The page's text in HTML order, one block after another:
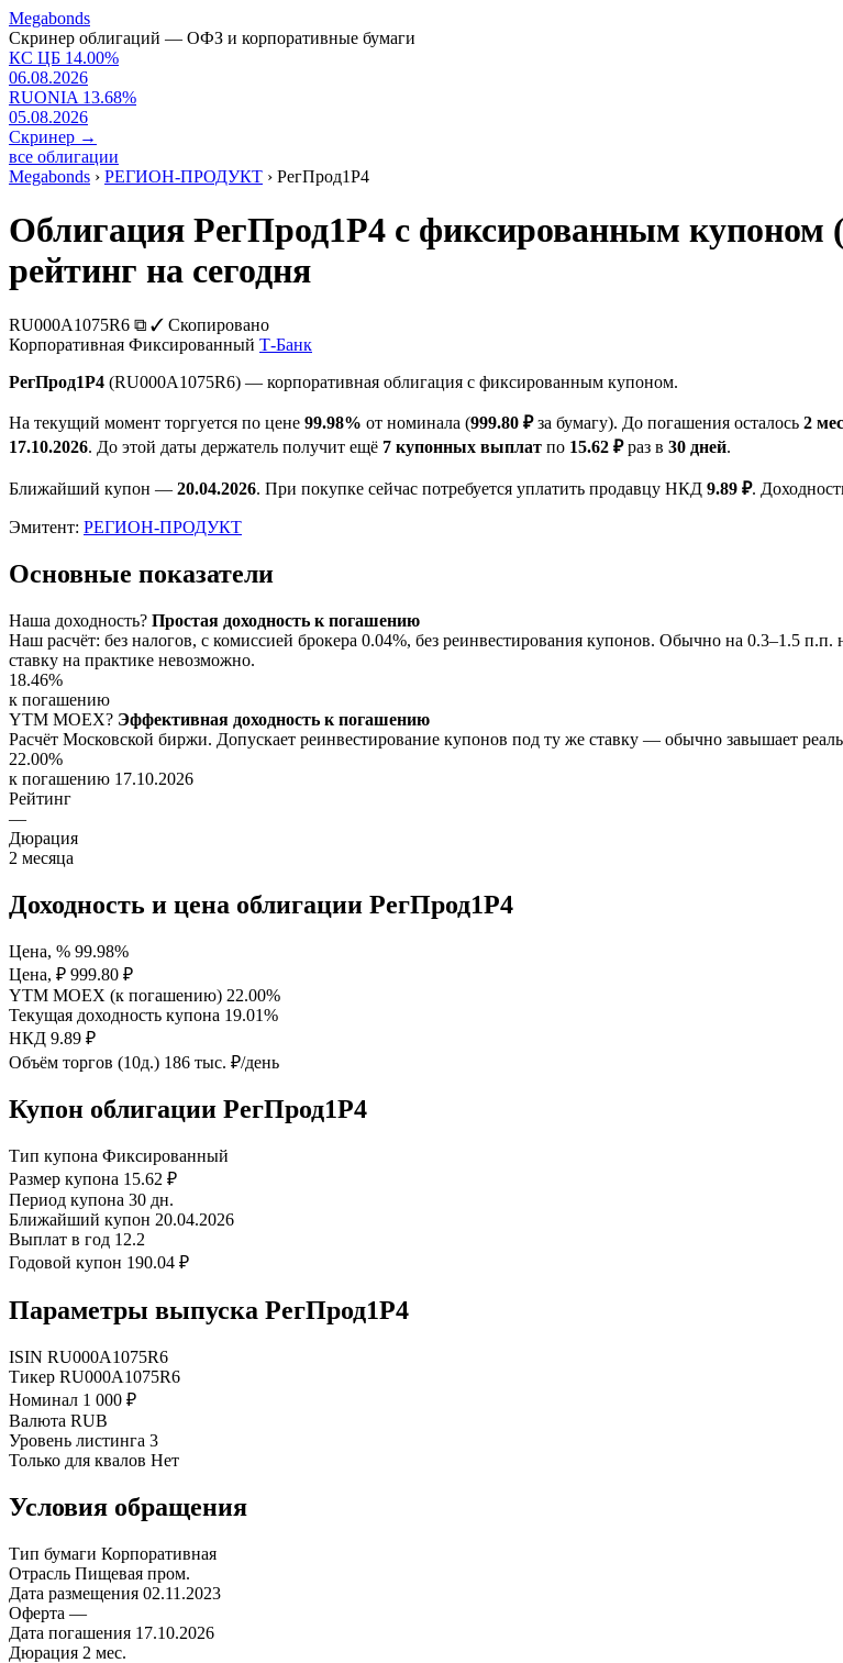
Megabonds
Скринер облигаций — ОФЗ и корпоративные бумаги
КС ЦБ 14.00%
06.08.2026
RUONIA 13.68%
05.08.2026
Скринер →
все облигации
Megabonds › РЕГИОН-ПРОДУКТ › РегПрод1Р4
Облигация РегПрод1Р4 с фиксированным купоном
рейтинг на сегодня
RU000A1075R6 ⧉ ✓ Скопировано
Корпоративная Фиксированный Т-Банк
РегПрод1Р4 (RU000A1075R6) — корпоративная облигация с фиксированным купоном.
На текущий момент торгуется по цене 99.98% от номинала (999.80 ₽за бумагу). До погашения осталось 2
17.10.2026. До этой даты держатель получит ещё 7 купонных выплат по 15.62 ₽раз в 30 дней.
Ближайший купон — 20.04.2026. При покупке сейчас потребуется уплатить продавцу НКД 9.89 ₽.
Эмитент: РЕГИОН-ПРОДУКТ
Основные показатели
Наша доходность? Простая доходность к погашению
Наш расчёт: без налогов, с комиссией брокера 0.04%, без реинвестирования купонов. Обычно на
ставку на практике невозможно.
18.46%
к погашению
YTM MOEX? Эффективная доходность к погашению
Расчёт Московской биржи. Допускает реинвестирование купонов под ту же ставку — обычно завышает
22.00%
к погашению 17.10.2026
Рейтинг
—
Дюрация
2 месяца
Доходность и цена облигации РегПрод1Р4
Цена, % 99.98%
Цена, ₽ 999.80 ₽
YTM MOEX (к погашению) 22.00%
Текущая доходность купона 19.01%
НКД 9.89 ₽
Объём торгов (10д.) 186 тыс. ₽/день
Купон облигации РегПрод1Р4
Тип купона Фиксированный
Размер купона 15.62 ₽
Период купона 30 дн.
Ближайший купон 20.04.2026
Выплат в год 12.2
Годовой купон 190.04 ₽
Параметры выпуска РегПрод1Р4
ISIN RU000A1075R6
Тикер RU000A1075R6
Номинал 1 000 ₽
Валюта RUB
Уровень листинга 3
Только для квалов Нет
Условия обращения
Тип бумаги Корпоративная
Отрасль Пищевая пром.
Дата размещения 02.11.2023
Оферта —
Дата погашения 17.10.2026
Дюрация 2 мес.